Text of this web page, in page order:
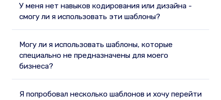
У меня нет навыков кодирования или дизайна -
смогу ли я использовать эти шаблоны?
Могу ли я использовать шаблоны, которые
специально не предназначены для моего
бизнеса?
Я попробовал несколько шаблонов и хочу перейти